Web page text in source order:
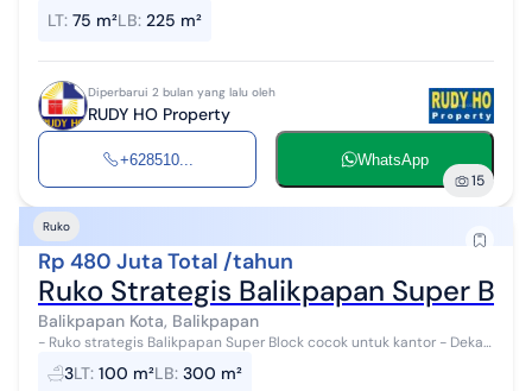
LT: 75 m²LB: 225 m²
Diperbarui 2 bulan yang lalu oleh
RUDY HO Property
+628510... WhatsApp
15
Ruko
Rp 480 Juta Total /tahun
Ruko Strategis Balikpapan Super
Balikpapan Kota, Balikpapan
- Ruko strategis Balikpapan Super Block cocok untuk kantor - Dekat
dengan BSB Plaza dan Pentacity Plaza - Lantai 1 tersedia ruang
resepsionis dan m...
3LT: 100 m²LB: 300 m²